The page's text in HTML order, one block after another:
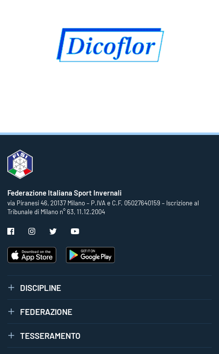
Federazione Italiana Sport Invernali
via Piranesi 46, 20137 Milano – P.IVA e C.F. 05027640159 – Iscrizione al
Tribunale di Milano n° 63, 11.12.2004
DISCIPLINE
FEDERAZIONE
TESSERAMENTO